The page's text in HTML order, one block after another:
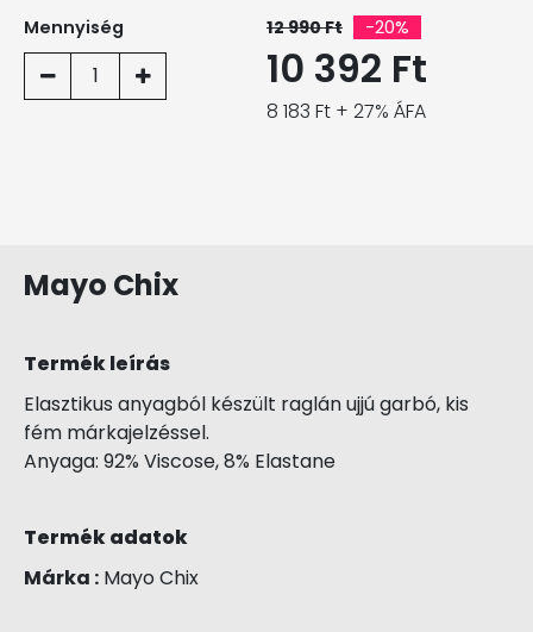
Mennyiség
1
12 990 Ft -20%
10 392 Ft
8 183 Ft + 27% ÁFA
Mayo Chix
Termék leírás
Elasztikus anyagból készült raglán ujjú garbó, kis
fém márkajelzéssel.
Anyaga: 92% Viscose, 8% Elastane
Termék adatok
Márka : Mayo Chix